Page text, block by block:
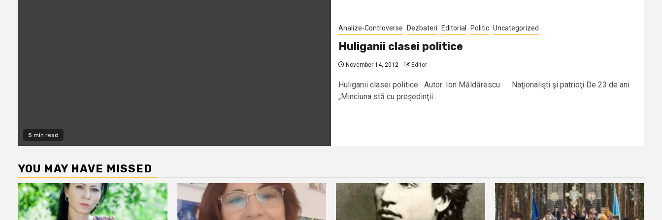
5 min read
Analize-Controverse Dezbateri Editorial Politic Uncategorized
Huliganii clasei politice
November 14, 2012 Editor
Huliganii clasei politice Autor: Ion Măldărescu Naţionalişti şi patrioţi De 23 de ani
„Minciuna stă cu preşedinţii...
YOU MAY HAVE MISSED